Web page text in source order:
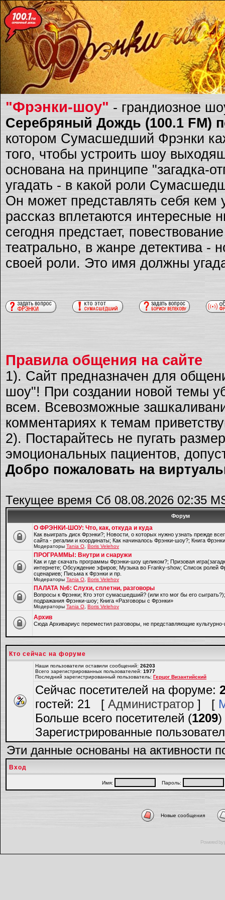
"Фрэнки-шоу" - грандиозное
Серебряный Дождь (100.1 FM)
котором Сумасшедший Фрэнки
того, чтобы устроить шоу
основана на принципе "загадка-
угадать - в какой роли
Он может представлять себя
рассказ вплетаются интересные
сегодня предстает,
театрально, в жанре детектива -
своей роли. Это имя должны
Правила общения на сайте
1). Сайт предназначен для
шоу"! При создании новой темы
всем. Всевозможные
комментариях к темам
2). Постарайтесь не пугать
эмоциональных пациентов,
Добро пожаловать на
Текущее время Сб 08.08.2026 02:35
Форум
О ФРЭНКИ-ШОУ: Что, как, откуда и куда
Как выиграть диск Фрэнки?; Новости, о которых нужно узнать прежде
сайта - регалии и координаты; Как начиналось Фрэнки-шоу?; Книга
Модераторы Tania O Boris Velehov
ПРОГРАММЫ: Внутри и снаружи
Как и где скачать программы Фрэнки-шоу целиком?; Призовая
интернете; Обсуждение эфиров; Музыка во Franky-show; Список ролей
сценариев; Письма к Фрэнки и пр.
Модераторы Tania O Boris Velehov
ПАЛАТА №6: Слухи, сплетни, разговоры
Вопросы к Фрэнки; Кто этот сумасшедший? (или кто мог бы его
подражания Фрэнки-шоу; Книга «Разговоры с Фрэнки»
Модераторы Tania O Boris Velehov
Архив
Cюда Архивариус переместил разговоры, не представляющие культурно-
Кто сейчас на форуме
Наши пользователи оставили сообщений: 26203
Всего зарегистрированных пользователей: 1977
Последний зарегистрированный пользователь: Герцог Византийский
Сейчас посетителей на форуме:
гостей: 21 [ Администратор ] [
Больше всего посетителей (1209)
Зарегистрированные
Эти данные основаны на активности
Вход
Имя: Пароль:
Новые сообщения
Powered by